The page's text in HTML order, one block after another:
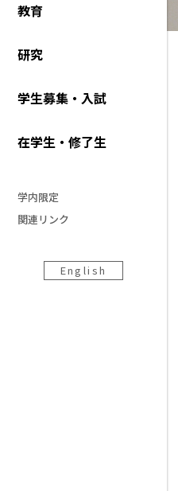
教育
研究
学生募集・入試
在学生・修了生
学内限定
関連リンク
English